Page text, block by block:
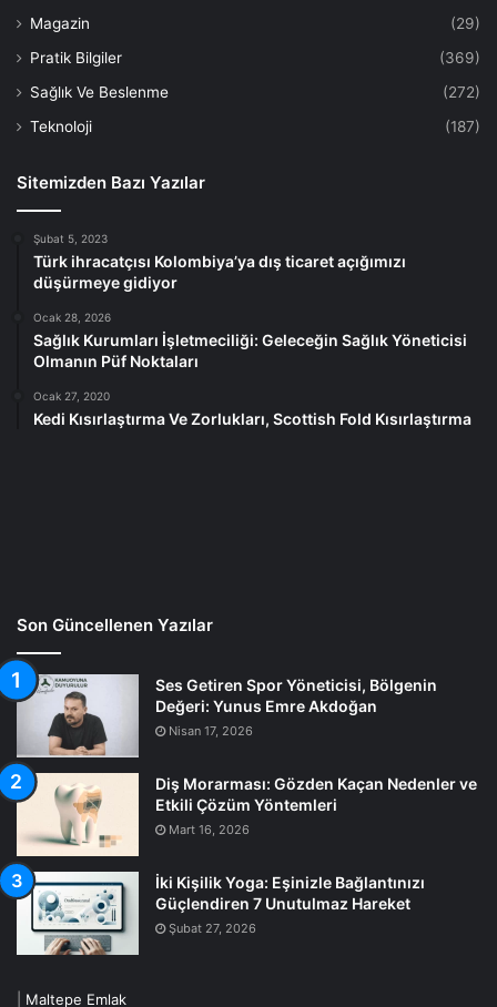
Magazin
(29)
Pratik Bilgiler
(369)
Sağlık Ve Beslenme
(272)
Teknoloji
(187)
Sitemizden Bazı Yazılar
Şubat 5, 2023
Türk ihracatçısı Kolombiya’ya dış ticaret açığımızı
düşürmeye gidiyor
Ocak 28, 2026
Sağlık Kurumları İşletmeciliği: Geleceğin Sağlık Yöneticisi
Olmanın Püf Noktaları
Ocak 27, 2020
Kedi Kısırlaştırma Ve Zorlukları, Scottish Fold Kısırlaştırma
Son Güncellenen Yazılar
Ses Getiren Spor Yöneticisi, Bölgenin
Değeri: Yunus Emre Akdoğan
Nisan 17, 2026
Diş Morarması: Gözden Kaçan Nedenler ve
Etkili Çözüm Yöntemleri
Mart 16, 2026
İki Kişilik Yoga: Eşinizle Bağlantınızı
Güçlendiren 7 Unutulmaz Hareket
Şubat 27, 2026
Maltepe Emlak